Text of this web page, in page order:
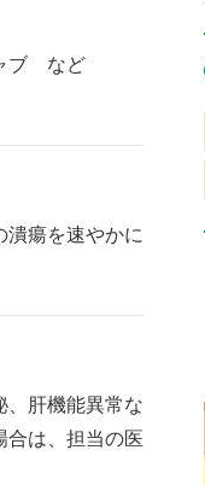
ブ など
潰瘍を速やかに
、肝機能異常な
合は、担当の医